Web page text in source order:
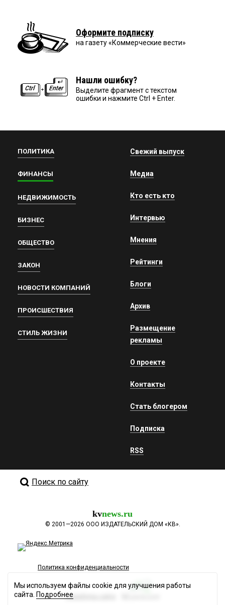
Оформите подписку
на газету «Коммерческие вести»
Нашли ошибку?
Выделите фрагмент с текстом
ошибки и нажмите Ctrl + Enter.
ПОЛИТИКА
ФИНАНСЫ
НЕДВИЖИМОСТЬ
БИЗНЕС
ОБЩЕСТВО
ЗАКОН
НОВОСТИ КОМПАНИЙ
ПРОИСШЕСТВИЯ
СТИЛЬ ЖИЗНИ
Свежий выпуск
Медиа
Кто есть кто
Интервью
Мнения
Рейтинги
Блоги
Архив
Размещение
рекламы
О проекте
Контакты
Стать блогером
Подписка
RSS
Поиск по сайту
kvnews.ru
© 2001—2026 ООО ИЗДАТЕЛЬСКИЙ ДОМ «КВ».
Политика конфиденциальности
Разработка сайта
Мы используем файлы cookie для улучшения работы
сайта. Подробнее